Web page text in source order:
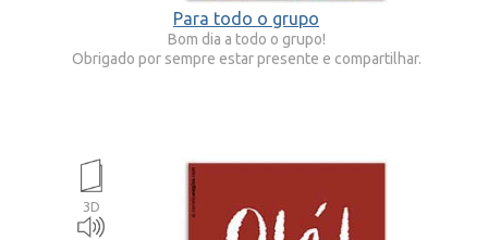
Para todo o grupo
Bom dia a todo o grupo!
Obrigado por sempre estar presente e compartilhar.
3D